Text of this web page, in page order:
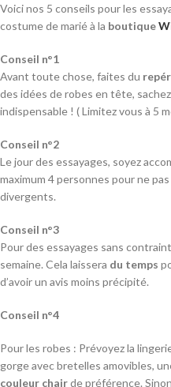
Voici nos 5 conseils pour les
costume de marié à la boutique
Conseil n°1
Avant toute chose, faites du
des idées de robes en tête,
indispensable ! ( Limitez vous à 5
Conseil n°2
Le jour des essayages, soyez
maximum 4 personnes pour ne
divergents.
Conseil n°3
Pour des essayages sans
semaine. Cela laissera du temps
d’avoir un avis moins précipité.
Conseil n°4
Pour les robes : Prévoyez la
gorge avec bretelles amovibles,
couleur chairde préférence.